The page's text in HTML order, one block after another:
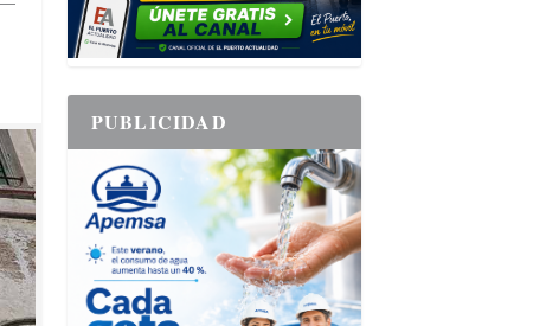
PUBLICIDAD